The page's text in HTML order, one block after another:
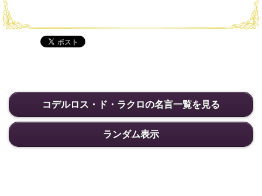
コデルロス・ド・ラクロの名言一覧を見る
ランダム表示